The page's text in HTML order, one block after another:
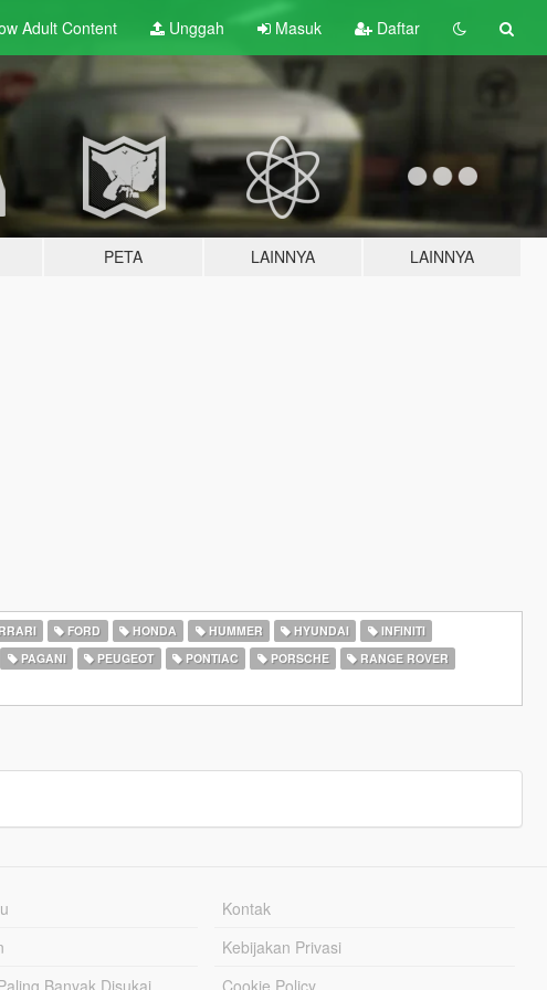
AdultContent Unggah Masuk Daftar
PETA LAINNYA LAINNYA
FORD HONDA HUMMER HYUNDAI
INFINITI
PAGANI PEUGEOT PONTIAC PORSCHE
RANGE ROVER
Banyak Disukai
Kontak
Kebijakan Privasi
Cookie Policy